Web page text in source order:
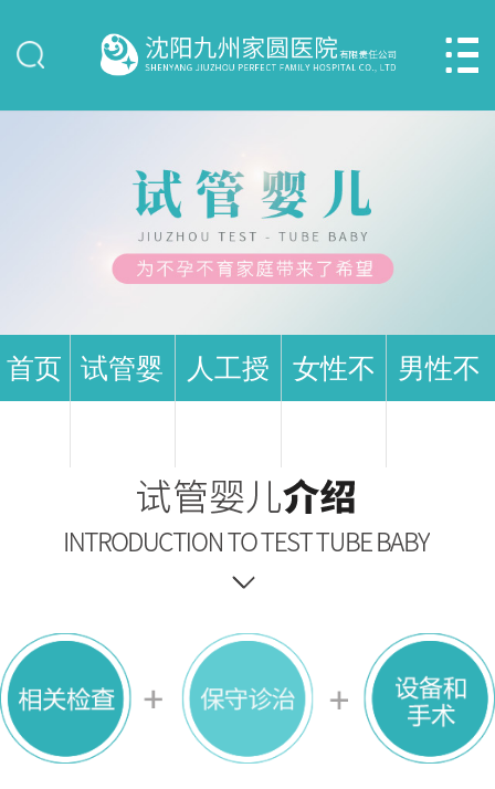
 网站首页
医院介绍
专家团队
就医指南
温馨环境
新闻资讯
不孕不育检查

首页 试管婴 人工授 女性不 男性不